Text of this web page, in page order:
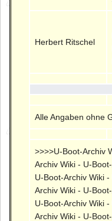
Herbert Ritschel
Alle Angaben ohne
>>>>U-Boot-Archiv
Archiv Wiki - U-
U-Boot-Archiv Wiki
Archiv Wiki - U-
U-Boot-Archiv Wiki
Archiv Wiki - U-